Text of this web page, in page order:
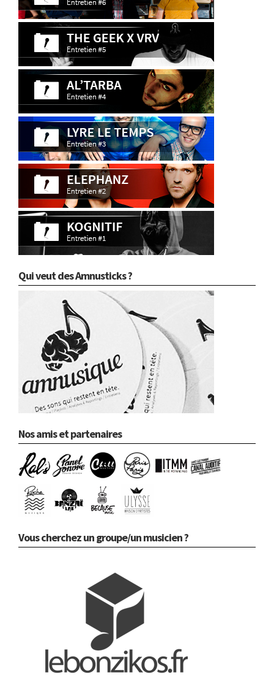
Qui veut des Amnusticks ?
Nos amis et partenaires
Vous cherchez un groupe/un musicien ?